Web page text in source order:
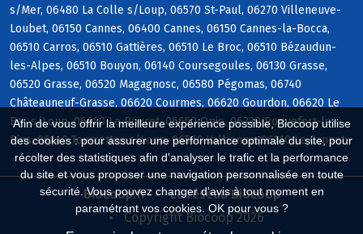
Afin de vous offrir la meilleure expérience possible, Biocoop utilise
des cookies : pour assurer une performance optimale du site, pour
récolter des statistiques afin d'analyser le trafic et la performance
du site et vous proposer une navigation personnalisée en toute
sécurité. Vous pouvez changer d'avis à tout moment en
paramétrant vos cookies. OK pour vous ?
s/Mer, 06480 La Colle s/Loup, 06570 St-Paul, 06270 Villeneuve-
Loubet, 06150 Cannes, 06400 Cannes, 06150 Cannes-la-Bocca,
06510 Carros, 06510 Gattières, 06510 Le Broc, 06510 Bézaudun-
les-Alpes, 06510 Bouyon, 06140 Coursegoules, 06130 Grasse,
06520 Grasse, 06520 Magagnosc, 06580 Pégomas, 06740
Châteauneuf-Grasse, 06620 Courmes, 06620 Gourdon, 06620 Le
Bar s/Loup, 06650 Le Rouret, 06650 Opio, 06330 Roquefort-les-
Pins, 06140 Tourrettes s/Loup, 06560 Valbonne, 06110 Le Cannet
Biocoop.fr
Le réseau Biocoop
Copyright Biocoop 2026